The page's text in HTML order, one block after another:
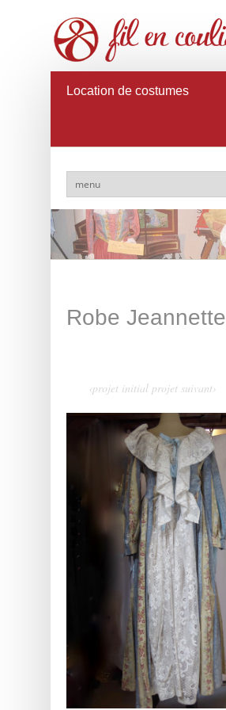
Location de costumes
Robe Jeannette
‹projet initial projet suivant›